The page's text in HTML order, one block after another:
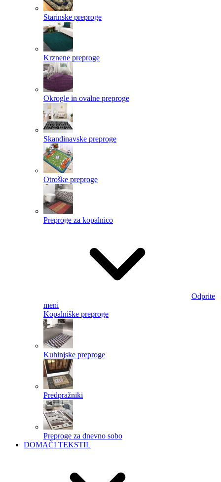
Starinske preproge
Krznene preproge
Okrogle in ovalne preproge
Skandinavske preproge
Otroške preproge
Preproge za kopalnico
Odprite
meni
Kopalniške preproge
Kuhinjske preproge
Predpražniki
Preproge za dnevno sobo
DOMAČI TEKSTIL